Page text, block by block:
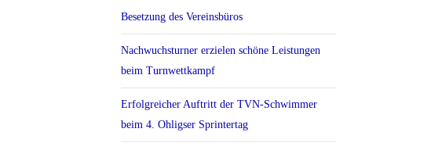
Besetzung des Vereinsbüros
Nachwuchsturner erzielen schöne Leistungen
beim Turnwettkampf
Erfolgreicher Auftritt der TVN-Schwimmer
beim 4. Ohligser Sprintertag